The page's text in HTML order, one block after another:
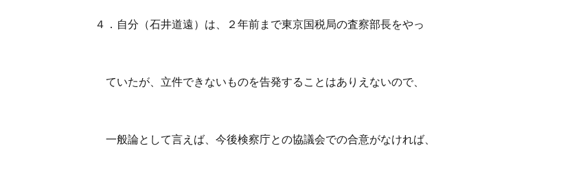
４．自分（石井道遠）は、２年前まで東京国税局の査察部長をやっ
ていたが、立件できないものを告発することはありえないので、
一般論として言えば、今後検察庁との協議会での合意がなければ、